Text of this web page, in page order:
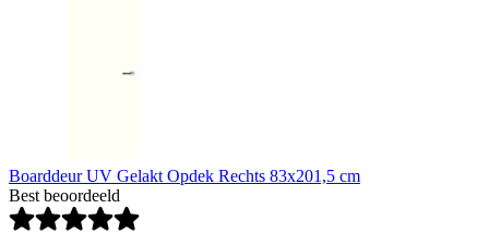
Boarddeur UV Gelakt Opdek Rechts 83x201,5 cm
Best beoordeeld